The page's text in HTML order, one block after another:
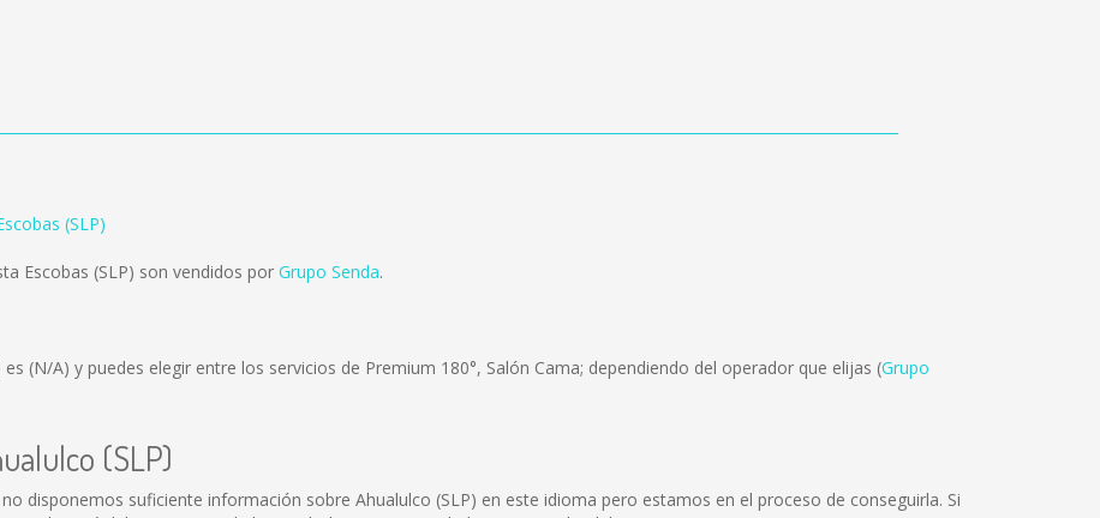
(SLP)
Escobas (SLP) son vendidos por Grupo Senda.
es (N/A) y puedes elegir entre los servicios de Premium 180°, Salón Cama; dependiendo del operador que elijas (Grupo
(SLP)
disponemos suficiente información sobre Ahualulco (SLP) en este idioma pero estamos en el proceso de conseguirla. Si